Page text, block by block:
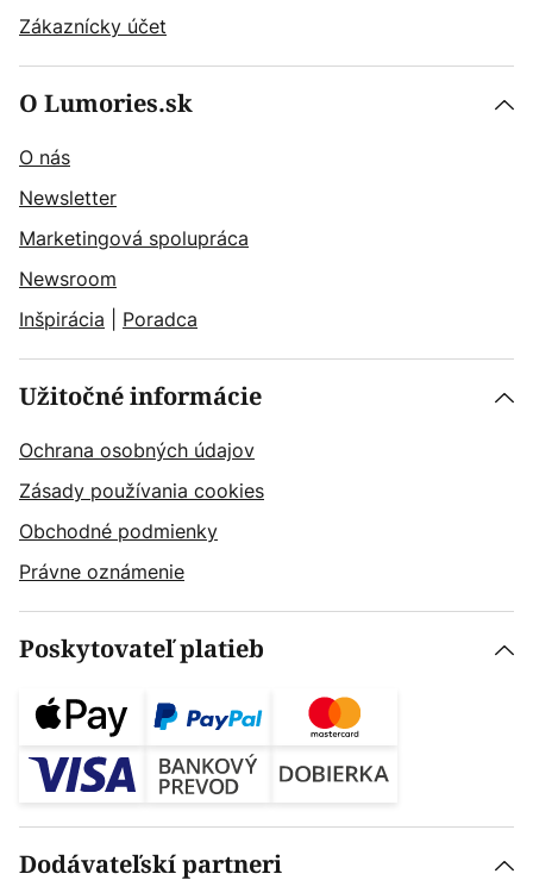
Zákaznícky účet
O Lumories.sk
O nás
Newsletter
Marketingová spolupráca
Newsroom
Inšpirácia
Poradca
Užitočné informácie
Ochrana osobných údajov
Zásady používania cookies
Obchodné podmienky
Právne oznámenie
Poskytovateľ platieb
Dodávateľskí partneri